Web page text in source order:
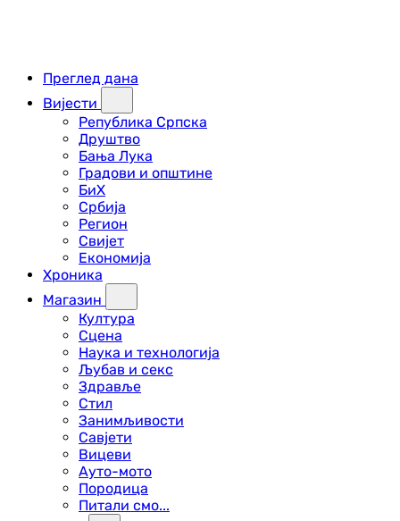
Преглед дана
Вијести
Република Српска
Друштво
Бања Лука
Градови и општине
БиХ
Србија
Регион
Свијет
Економија
Хроника
Магазин
Култура
Сцена
Наука и технологија
Љубав и секс
Здравље
Стил
Занимљивости
Савјети
Вицеви
Ауто-мото
Породица
Питали смо...